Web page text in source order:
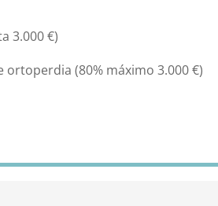
3.000 €)
(80% máximo 3.000 €)